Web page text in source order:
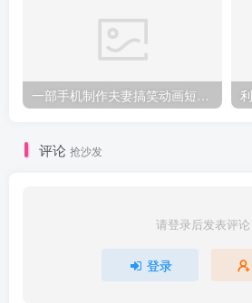
一部手机制作夫妻搞笑动画短视频教程，零基础也能快速上手
评论 抢沙发
请登录后发表评论
登录